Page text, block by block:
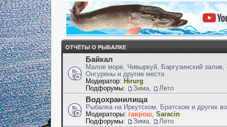
ОТЧЁТЫ О РЫБАЛКЕ
Байкал
Малое море, Чивыркуй, Баргузинский
Онгурены и другие места
Модератор: Hirurg
Подфорумы:
Зима Лето
Водохранилища
Рыбалка на Иркутском, Братском и других
Модераторы: гаврош
Saracin
Подфорумы:
Зима Лето